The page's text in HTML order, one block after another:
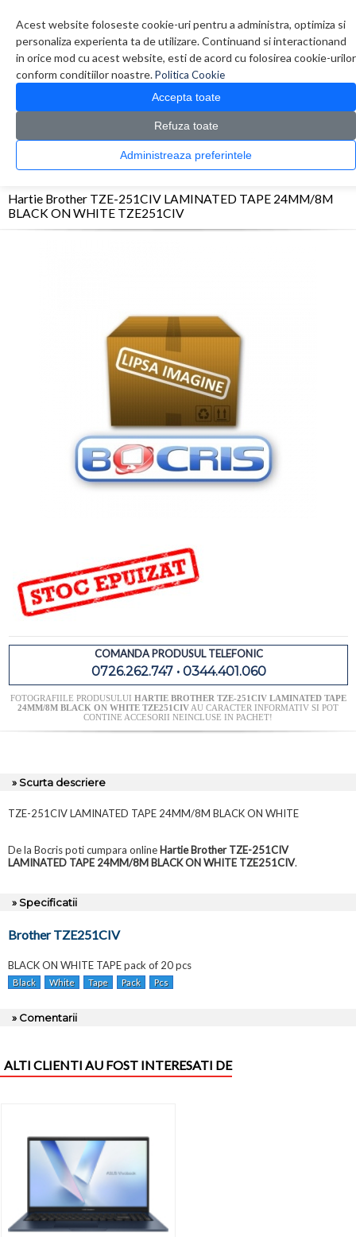
Acest website foloseste cookie-uri pentru a administra, optimiza si
personaliza experienta ta de utilizare. Continuand si interactionand
in orice mod cu acest website, esti de acord cu folosirea cookie-urilor
conform conditiilor noastre.Politica Cookie
Accepta toate
Refuza toate
Administreaza preferintele
0 produs(e)
CATALOG PRODUSE
Consumabile > Hartie > Hartie Brother TZE-251CIV LAMINATED TAPE
Hartie Brother TZE-251CIV LAMINATED TAPE 24MM/8M
BLACK ON WHITE TZE251CIV
COMANDA PRODUSUL TELEFONIC
0726.262.747 • 0344.401.060
FOTOGRAFIILE PRODUSULUI HARTIE BROTHER TZE-251CIV LAMINATED TAPE
24MM/8M BLACK ON WHITE TZE251CIVAU CARACTER INFORMATIV SI POT
CONTINE ACCESORII NEINCLUSE IN PACHET!
» Scurta descriere
TZE-251CIV LAMINATED TAPE 24MM/8M BLACK ON WHITE
De la Bocris poti cumpara online Hartie Brother TZE-251CIV
LAMINATED TAPE 24MM/8M BLACK ON WHITE TZE251CIV.
» Specificatii
Brother TZE251CIV
BLACK ON WHITE TAPE pack of 20 pcs
Black White Tape Pack Pcs
» Comentarii
ALTI CLIENTI AU FOST INTERESATI DE